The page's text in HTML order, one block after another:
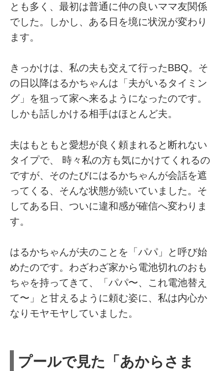
とも多く、最初は普通に仲の良いママ友関係
でした。しかし、ある日を境に状況が変わり
ます。
きっかけは、私の夫も交えて行ったBBQ。そ
の日以降はるかちゃんは「夫がいるタイミン
グ」を狙って家へ来るようになったのです。
しかも話しかける相手はほとんど夫。
夫はもともと愛想が良く頼まれると断れない
タイプで、 時々私の方も気にかけてくれるの
ですが、そのたびにはるかちゃんが会話を遮
ってくる、そんな状態が続いていました。そ
してある日、ついに違和感が確信へ変わりま
す。
はるかちゃんが夫のことを「パパ」と呼び始
めたのです。わざわざ家から電池切れのおも
ちゃを持ってきて、「パパ〜、これ電池替え
て〜」と甘えるように頼む姿に、私は内心か
なりモヤモヤしていました。
プールで見た「あからさま